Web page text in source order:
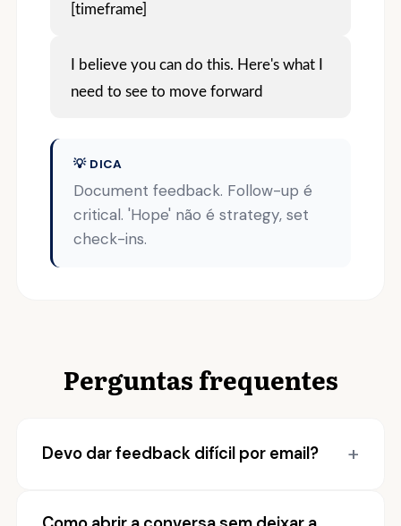
[timeframe]
I believe you can do this. Here's what I
need to see to move forward
💡 DICA
Document feedback. Follow-up é
critical. 'Hope' não é strategy, set
check-ins.
Perguntas frequentes
Devo dar feedback difícil por email?